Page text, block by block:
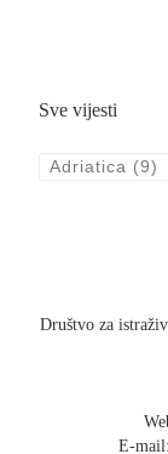
Sve vijesti
Adriatica (9)
Društvo za
E-